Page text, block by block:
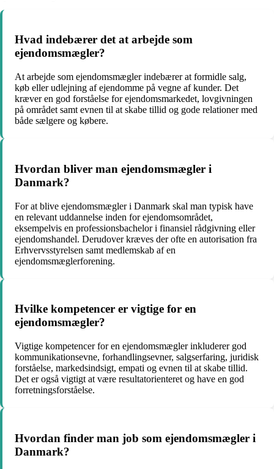
Hvad indebærer det at arbejde som
ejendomsmægler?
At arbejde som ejendomsmægler indebærer at formidle salg,
køb eller udlejning af ejendomme på vegne af kunder. Det
kræver en god forståelse for ejendomsmarkedet, lovgivningen
på området samt evnen til at skabe tillid og gode relationer med
både sælgere og købere.
Hvordan bliver man ejendomsmægler i
Danmark?
For at blive ejendomsmægler i Danmark skal man typisk have
en relevant uddannelse inden for ejendomsområdet,
eksempelvis en professionsbachelor i finansiel rådgivning eller
ejendomshandel. Derudover kræves der ofte en autorisation fra
Erhvervsstyrelsen samt medlemskab af en
ejendomsmæglerforening.
Hvilke kompetencer er vigtige for en
ejendomsmægler?
Vigtige kompetencer for en ejendomsmægler inkluderer god
kommunikationsevne, forhandlingsevner, salgserfaring, juridisk
forståelse, markedsindsigt, empati og evnen til at skabe tillid.
Det er også vigtigt at være resultatorienteret og have en god
forretningsforståelse.
Hvordan finder man job som ejendomsmægler i
Danmark?